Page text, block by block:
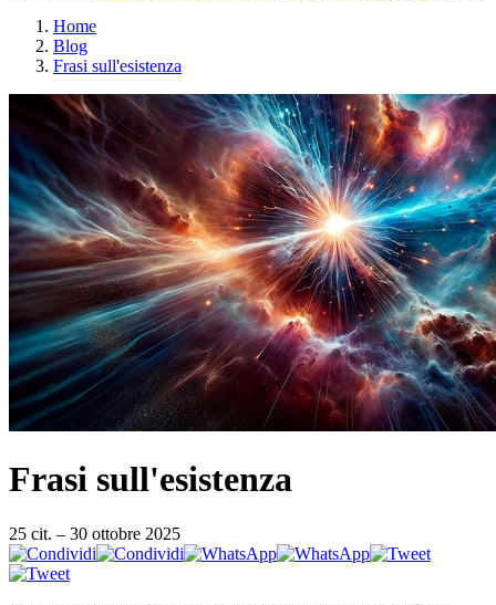
Home
Blog
Frasi sull'esistenza
Frasi sull'esistenza
25 cit. – 30 ottobre 2025